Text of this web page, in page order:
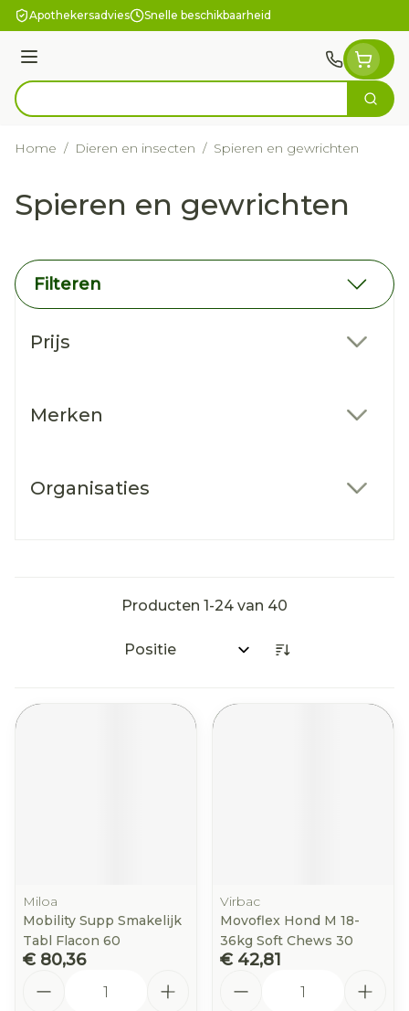
Ga naar de inhoud
Apothekersadvies Snelle beschikbaarheid
Menu
Product, merk, categorie... Zoek
Home / Dieren en insecten / Spieren en gewrichten
Spieren en gewrichten
Filteren
Prijs
Merken
Organisaties
Producten 1-24 van 40
Sorteer op:
Miloa
Mobility Supp Smakelijk
Tabl Flacon 60
€ 80,36
Virbac
Movoflex Hond M 18-
36kg Soft Chews 30
€ 42,81